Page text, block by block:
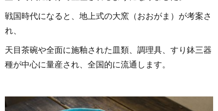
戦国時代になると、地上式の大窯（おおがま）が考案さ
れ、
天目茶碗や全面に施釉された皿類、調理具、すり鉢三器
種が中心に量産され、全国的に流通します。